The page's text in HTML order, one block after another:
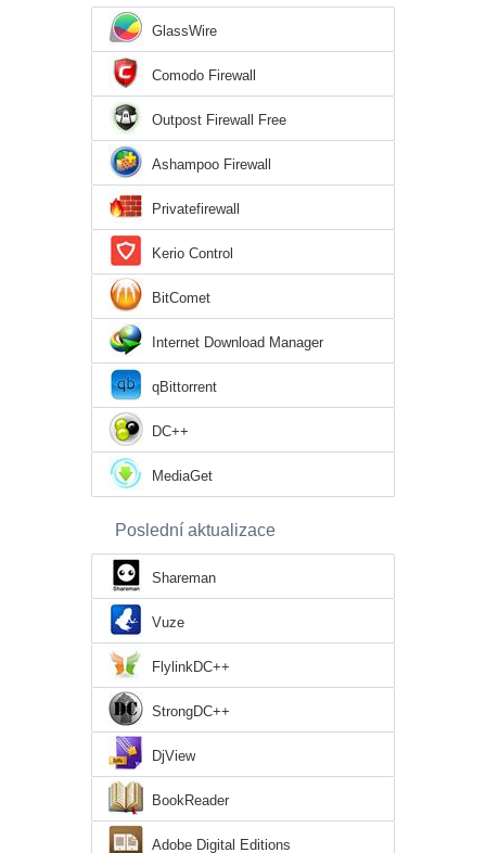
GlassWire
Comodo Firewall
Outpost Firewall Free
Ashampoo Firewall
Privatefirewall
Kerio Control
BitComet
Internet Download Manager
qBittorrent
DC++
MediaGet
Poslední aktualizace
Shareman
Vuze
FlylinkDC++
StrongDC++
DjView
BookReader
Adobe Digital Editions